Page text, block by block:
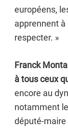
européens,
apprennent à
respecter. »
Franck
à tous ceux
encore au
notamment
député-maire